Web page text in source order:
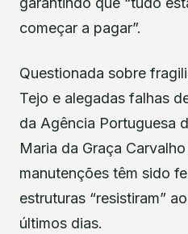
começar a pagar”.
Questionada sobre
Tejo e alegadas falhas
da Agência Portuguesa
Maria da Graça
manutenções têm sido
estruturas “resistiram”
últimos dias.